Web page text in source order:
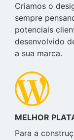
Criamos o
sempre
potenciais
desenvolvido
a sua marca.
MELHOR
Para a